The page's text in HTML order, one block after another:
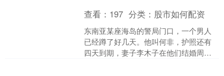
查看： 197 分类： 股市如何配资
东南亚某座海岛的警局门口，一个男人
已经蹲了好几天。他叫何非，护照还有
四天到期，妻子李木子在他们结婚周年